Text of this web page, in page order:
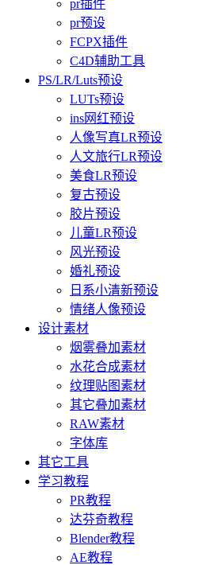
pr插件
pr预设
FCPX插件
C4D辅助工具
PS/LR/Luts预设
LUTs预设
ins网红预设
人像写真LR预设
人文旅行LR预设
美食LR预设
复古预设
胶片预设
儿童LR预设
风光预设
婚礼预设
日系小清新预设
情绪人像预设
设计素材
烟雾叠加素材
水花合成素材
纹理贴图素材
其它叠加素材
RAW素材
字体库
其它工具
学习教程
PR教程
达芬奇教程
Blender教程
AE教程